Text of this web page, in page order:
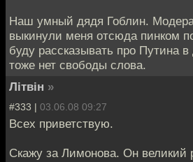
Наш умный дядя Гоблин.
выкинули меня отсюда пинком
буду рассказывать про Путина в
тоже нет свободы слова.
Лiтвiн »
#333 | 03.06.08 09:27
Всех приветствую.
Скажу за Лимонова. Он великий